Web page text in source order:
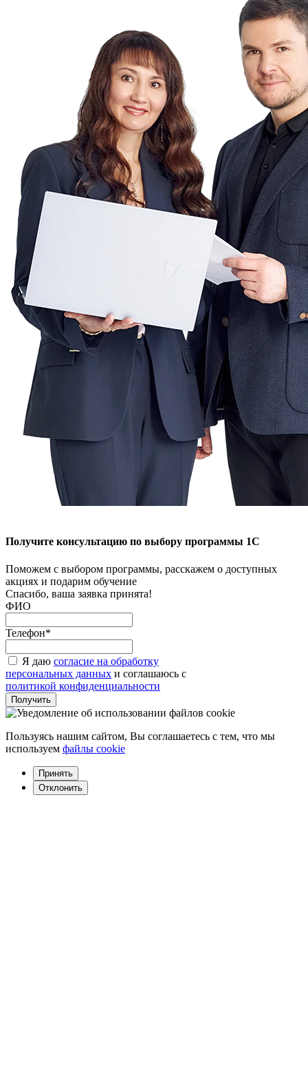
Получите консультацию по выбору программы 1С
Поможем с выбором программы, расскажем о доступных
акциях и подарим обучение
Спасибо, ваша заявка принята!
ФИО
Телефон*
Я даю согласие на обработку
персональных данных и соглашаюсь с
политикой конфиденциальности
Пользуясь нашим сайтом, Вы соглашаетесь с тем, что мы
используем файлы cookie
Принять
Отклонить